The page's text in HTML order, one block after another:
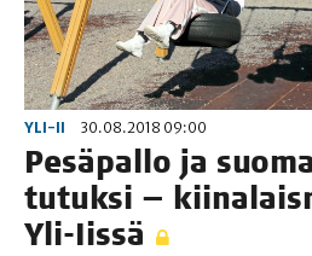
YLI-II 30.08.2018 09:00
Pesä­pal­lo ja
tutuk­si —
Yli-Iissä